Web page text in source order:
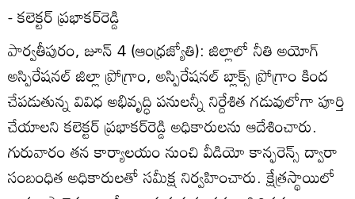
- కలెక్టర్‌ ప్రభాకర్‌రెడ్డి
పార్వతీపురం, జూన్‌ 4 (ఆంధ్రజ్యోతి): జిల్లాలో నీతి అయోగ్‌
అస్పిరేషనల్‌ జిల్లా ప్రోగ్రాం, అస్పిరేషనల్‌ బ్లాక్స్‌ ప్రోగ్రాం కింద
చేపడుతున్న వివిధ అభివృద్ధి పనులన్నీ నిర్దేశిత గడువులోగా పూర్తి
చేయాలని కలెక్టర్‌ ప్రభాకర్‌రెడ్డి అధికారులను ఆదేశించారు.
గురువారం తన కార్యాలయం నుంచి వీడియో కాన్ఫరెన్స్‌ ద్వారా
సంబంధిత అధికారులతో సమీక్ష నిర్వహించారు. క్షేత్రస్థాయిలో